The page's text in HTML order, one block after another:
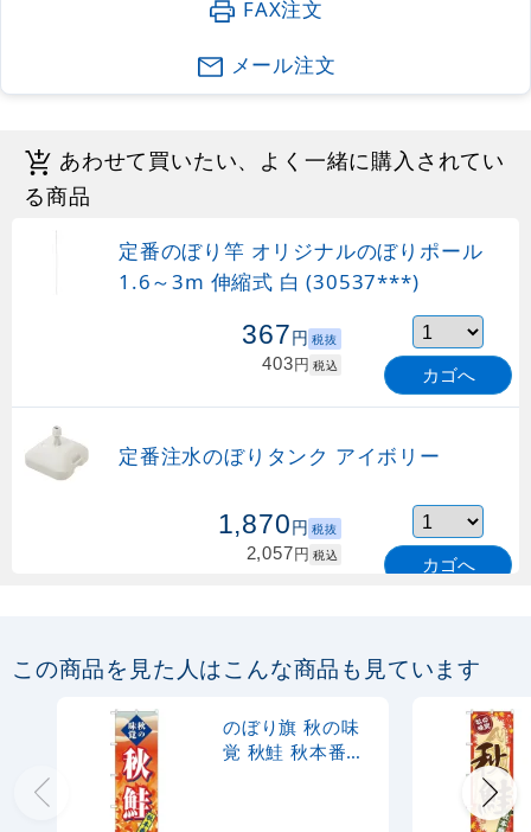
FAX注文
メール注文
あわせて買いたい、よく一緒に購入されてい
る商品
定番のぼり竿 オリジナルのぼりポール
1.6～3m 伸縮式 白 (30537***)
367円 税抜
403円 税込 カゴへ
定番注水のぼりタンク アイボリー
1,870円 税抜
2,057円 税込 カゴへ
1.6～3m 伸縮式 緑 (30537GRN)
売り切れ中
購入不可
定番のぼり竿 オリジナルのぼりポール
この商品を見た人はこんな商品も見ています
のぼり旗 秋の味
覚 秋鮭 秋本番